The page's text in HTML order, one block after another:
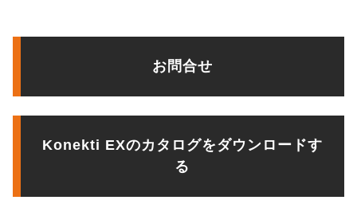
お問合せ
Konekti EXのカタログをダウンロードす
る